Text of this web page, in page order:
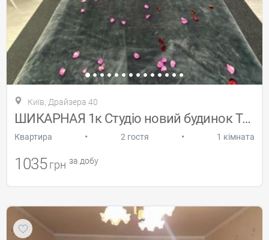
Київ, Драйзера 40
ШИКАРНАЯ 1к Студіо новий будинок Троєщин
Квартира • 2 гостя • 1 кімната
1035 грн за добу